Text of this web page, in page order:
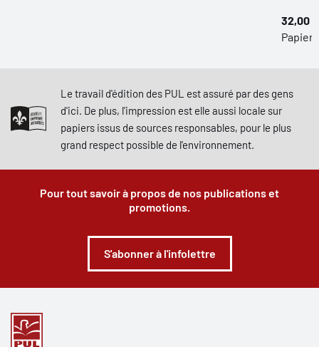
32,00
Papier,
Le travail d'édition des PUL est assuré par des gens
d'ici. De plus, l'impression est elle aussi locale sur
papiers issus de sources responsables, pour le plus
grand respect possible de l'environnement.
Pour tout savoir à propos de nos publications et
promotions.
S'abonner à l'infolettre